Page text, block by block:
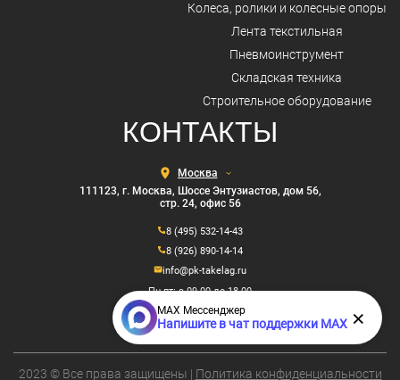
Колеса, ролики и колесные опоры
Лента текстильная
Пневмоинструмент
Складская техника
Строительное оборудование
КОНТАКТЫ
Выберите
город
111123, г. Москва, Шоссе Энтузиастов, дом 56,
стр. 24, офис 56
info@pk-takelag.ru
Пн-пт: с 09.00 до 18.00
8 (495) 532-14-43
8 (926) 890-14-14
2023 © Все права защищены | Политика конфиденциальности
MAX Мессенджер
Напишите в чат поддержки MAX ×